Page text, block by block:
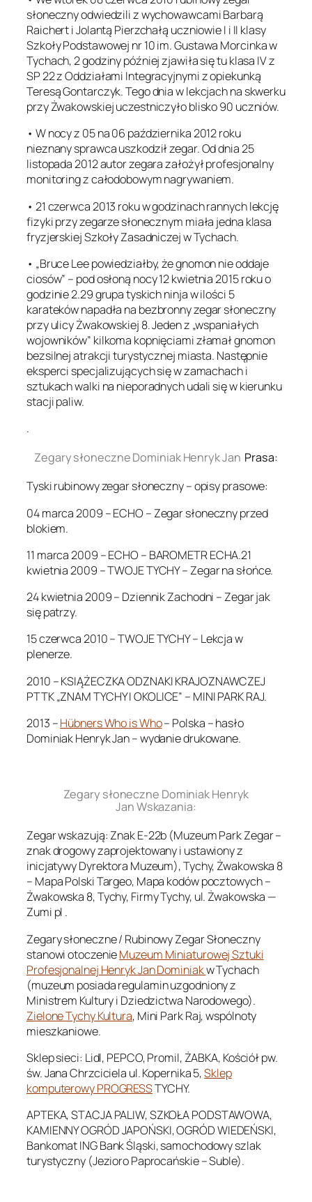
słoneczny odwiedzili z wychowawcami Barbarą
Raichert i Jolantą Pierzchałą uczniowie I i II klasy
Szkoły Podstawowej nr 10 im. Gustawa Morcinka w
Tychach, 2 godziny później zjawiła się tu klasa IV z
SP 22 z Oddziałami Integracyjnymi z opiekunką
Teresą Gontarczyk. Tego dnia w lekcjach na skwerku
przy Żwakowskiej uczestniczyło blisko 90 uczniów.
• W nocy z 05 na 06 października 2012 roku
nieznany sprawca uszkodził zegar. Od dnia 25
listopada 2012 autor zegara założył profesjonalny
monitoring z całodobowym nagrywaniem.
• 21 czerwca 2013 roku w godzinach rannych lekcję
fizyki przy zegarze słonecznym miała jedna klasa
fryzjerskiej Szkoły Zasadniczej w Tychach.
• „Bruce Lee powiedziałby, że gnomon nie oddaje
ciosów” – pod osłoną nocy 12 kwietnia 2015 roku o
godzinie 2.29 grupa tyskich ninja w ilości 5
karateków napadła na bezbronny zegar słoneczny
przy ulicy Żwakowskiej 8. Jeden z „wspaniałych
wojowników” kilkoma kopnięciami złamał gnomon
bezsilnej atrakcji turystycznej miasta. Następnie
eksperci specjalizujących się w zamachach i
sztukach walki na nieporadnych udali się w kierunku
stacji paliw.
.
Zegary słoneczne Dominiak Henryk Jan Prasa:
Tyski rubinowy zegar słoneczny – opisy prasowe:
04 marca 2009 – ECHO – Zegar słoneczny przed
blokiem.
11 marca 2009 – ECHO – BAROMETR ECHA.21
kwietnia 2009 – TWOJE TYCHY – Zegar na słońce.
24 kwietnia 2009 – Dziennik Zachodni – Zegar jak
się patrzy.
15 czerwca 2010 – TWOJE TYCHY – Lekcja w
plenerze.
2010 – KSIĄŻECZKA ODZNAKI KRAJOZNAWCZEJ
PTTK „ZNAM TYCHY I OKOLICE” – MINI PARK RAJ.
2013 –Hübners Who is Who– Polska – hasło
Dominiak Henryk Jan – wydanie drukowane.
Zegary słoneczne Dominiak Henryk
Jan Wskazania:
Zegar wskazują: Znak E-22b (Muzeum Park Zegar –
znak drogowy zaprojektowany i ustawiony z
inicjatywy Dyrektora Muzeum), Tychy, Żwakowska 8
– Mapa Polski Targeo, Mapa kodów pocztowych –
Żwakowska 8, Tychy, Firmy Tychy, ul. Żwakowska —
Zumi pl .
Zegary słoneczne / Rubinowy Zegar Słoneczny
stanowi otoczenieMuzeum Miniaturowej Sztuki
Profesjonalnej Henryk Jan Dominiakw Tychach
(muzeum posiada regulamin uzgodniony z
Ministrem Kultury i Dziedzictwa Narodowego).
Zielone Tychy Kultura, Mini Park Raj, wspólnoty
mieszkaniowe.
Sklep sieci: Lidl, PEPCO, Promil, ŻABKA, Kościół pw.
św. Jana Chrzciciela ul. Kopernika 5,Sklep
komputerowy PROGRESSTYCHY.
APTEKA, STACJA PALIW, SZKOŁA PODSTAWOWA,
KAMIENNY OGRÓD JAPOŃSKI, OGRÓD WIEDEŃSKI,
Bankomat ING Bank Śląski, samochodowy szlak
turystyczny (Jezioro Paprocańskie – Suble).